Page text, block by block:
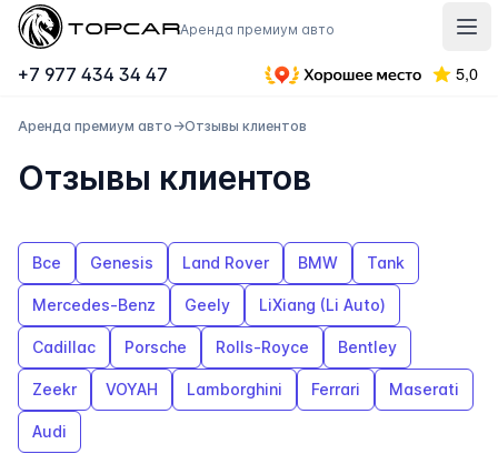
Topcar
Аренда премиум авто
+7 977 434 34 47
Аренда премиум авто →Отзывы клиентов
Отзывы клиентов
Все Genesis Land Rover BMW Tank
Mercedes-Benz Geely LiXiang (Li Auto)
Cadillac Porsche Rolls-Royce Bentley
Zeekr VOYAH Lamborghini Ferrari Maserati
Audi